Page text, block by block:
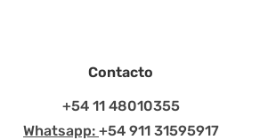
Contacto
+54 11 48010355
Whatsapp: +54 911 31595917